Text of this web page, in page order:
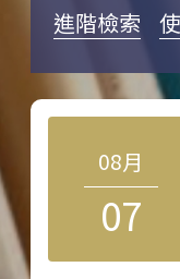
進階檢索
08月
07